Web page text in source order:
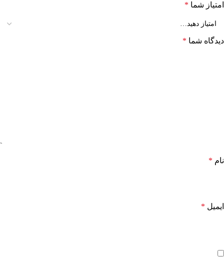
امتیاز شما *
دیدگاه شما *
نام *
ایمیل *